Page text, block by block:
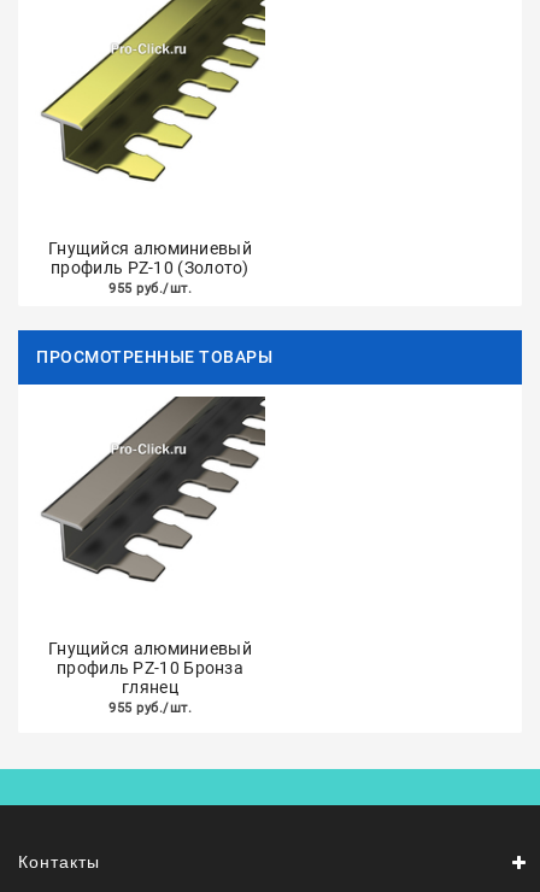
Гнущийся алюминиевый
профиль PZ-10 (Золото)
955 руб./шт.
ПРОСМОТРЕННЫЕ ТОВАРЫ
Гнущийся алюминиевый
профиль PZ-10 Бронза
глянец
955 руб./шт.
Контакты